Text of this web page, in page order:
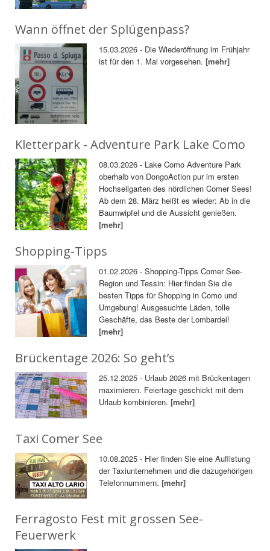
Wann öffnet der Splügenpass?
15.03.2026 - Die Wiederöffnung im Frühjahr
ist für den 1. Mai vorgesehen.[mehr]
Kletterpark - Adventure Park Lake Como
08.03.2026 - Lake Como Adventure Park
oberhalb von DongoAction pur im ersten
Hochseilgarten des nördlichen Comer Sees!
Ab dem 28. März heißt es wieder: Ab in die
Baumwipfel und die Aussicht genießen.
[mehr]
Shopping-Tipps
01.02.2026 - Shopping-Tipps Comer See-
Region und Tessin: Hier finden Sie die
besten Tipps für Shopping in Como und
Umgebung! Ausgesuchte Läden, tolle
Geschäfte, das Beste der Lombardei!
[mehr]
Brückentage 2026: So geht’s
25.12.2025 - Urlaub 2026 mit Brückentagen
maximieren. Feiertage geschickt mit dem
Urlaub kombinieren.[mehr]
Taxi Comer See
10.08.2025 - Hier finden Sie eine Auflistung
der Taxiunternehmen und die dazugehörigen
Telefonnummern.[mehr]
Ferragosto Fest mit grossen See-
Feuerwerk